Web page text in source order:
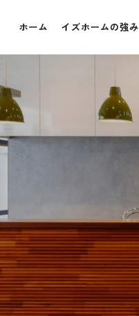
ホーム イズホームの強み